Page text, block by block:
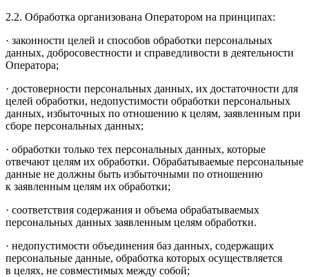
2.2. Обработка организована Оператором на принципах:
· законности целей и способов обработки персональных
данных, добросовестности и справедливости в деятельности
Оператора;
· достоверности персональных данных, их достаточности для
целей обработки, недопустимости обработки персональных
данных, избыточных по отношению к целям, заявленным при
сборе персональных данных;
· обработки только тех персональных данных, которые
отвечают целям их обработки. Обрабатываемые персональные
данные не должны быть избыточными по отношению
к заявленным целям их обработки;
· соответствия содержания и объема обрабатываемых
персональных данных заявленным целям обработки.
· недопустимости объединения баз данных, содержащих
персональные данные, обработка которых осуществляется
в целях, не совместимых между собой;